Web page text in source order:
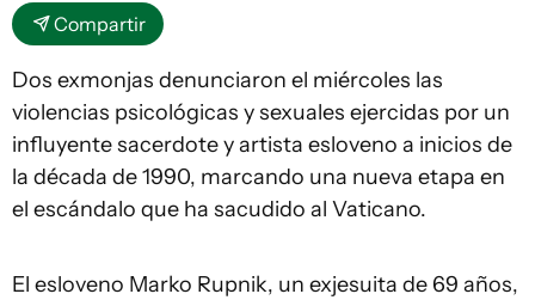
Compartir
Dos exmonjas denunciaron el miércoles las
violencias psicológicas y sexuales ejercidas por un
influyente sacerdote y artista esloveno a inicios de
la década de 1990, marcando una nueva etapa en
el escándalo que ha sacudido al Vaticano.
El esloveno Marko Rupnik, un exjesuita de 69 años,